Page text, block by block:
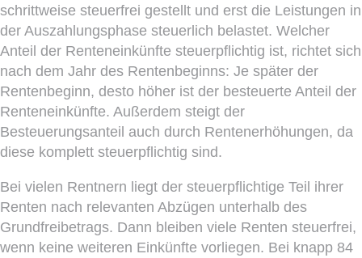
schrittweise steuerfrei gestellt und erst die Leistungen in
der Auszahlungsphase steuerlich belastet. Welcher
Anteil der Renteneinkünfte steuerpflichtig ist, richtet sich
nach dem Jahr des Rentenbeginns: Je später der
Rentenbeginn, desto höher ist der besteuerte Anteil der
Renteneinkünfte. Außerdem steigt der
Besteuerungsanteil auch durch Rentenerhöhungen, da
diese komplett steuerpflichtig sind.
Bei vielen Rentnern liegt der steuerpflichtige Teil ihrer
Renten nach relevanten Abzügen unterhalb des
Grundfreibetrags. Dann bleiben viele Renten steuerfrei,
wenn keine weiteren Einkünfte vorliegen. Bei knapp 84